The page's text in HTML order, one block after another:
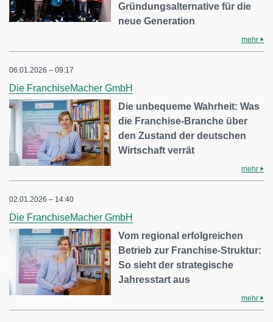
Gründungsalternative für die
neue Generation
mehr
06.01.2026 – 09:17
Die FranchiseMacher GmbH
Die unbequeme Wahrheit: Was
die Franchise-Branche über
den Zustand der deutschen
Wirtschaft verrät
mehr
02.01.2026 – 14:40
Die FranchiseMacher GmbH
Vom regional erfolgreichen
Betrieb zur Franchise-Struktur:
So sieht der strategische
Jahresstart aus
mehr